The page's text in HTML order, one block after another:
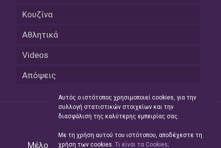
Κουζίνα
Αθλητικά
Videos
Απόψεις
Μέλος του Δικτύου τηςHellas Press Media
Αυτός ο ιστότοπος χρησιμοποιεί cookies, για την
συλλογή στατιστικών στοιχείων και την
διασφάλιση της καλύτερης εμπειρίας σας.
Με τη χρήση αυτού του ιστότοπου, αποδέχεστε τη
χρήση των cookies. Tι είναι τα Cookies;